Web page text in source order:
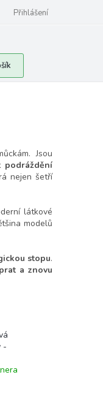
Přihlášení
Jsou
podráždění
nejen šetří
látkové
modelů
stopu.
a znovu
-